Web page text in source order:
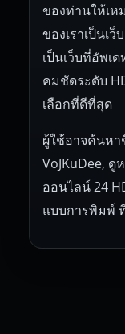
ของท่านให้เห
ของเราเป็นเ
เป็นเว็บที่อัพเ
คมชัดระดับ
เลือกที่ดีที่สุด
ผู้ใช้อาจค้นหา
VoJKuDee, ดู
ออนไลน์ 24
แบบการพิมพ์